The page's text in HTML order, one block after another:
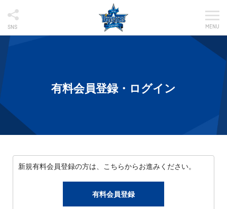
SNS MENU
有料会員登録・ログイン
新規有料会員登録の方は、こちらからお進みください。
有料会員登録